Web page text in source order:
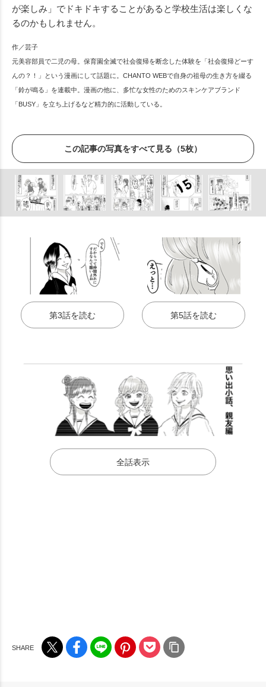
が楽しみ」でドキドキすることがあると学校生活は楽しくな
るのかもしれません。
作／芸子
元美容部員で二児の母。保育園全滅で社会復帰を断念した体験を「社会復帰どーす
んの？！」という漫画にして話題に。CHANTO WEBで自身の祖母の生き方を綴る
「鈴が鳴る」を連載中。漫画の他に、多忙な女性のためのスキンケアブランド
「BUSY」を立ち上げるなど精力的に活動している。
この記事の写真をすべて見る（5枚）
第3話を読む 第5話を読む
全話表示